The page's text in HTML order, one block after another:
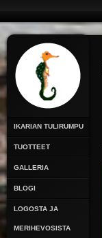
IKARIAN TULIRUMPU
TUOTTEET
GALLERIA
BLOGI
LOGOSTA JA
MERIHEVOSISTA